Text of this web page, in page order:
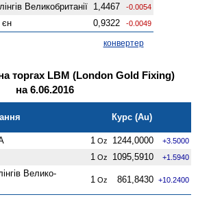
Велико­британії 1,4467 -0.0054
єн 0,9322 -0.0049
конвертер
торгах LBM (London Gold Fixing)
на 6.06.2016
Курс (Au)
1 Oz 1244,0000 +3.5000
1 Oz 1095,5910 +1.5940
Велико­
1 Oz 861,8430 +10.2400